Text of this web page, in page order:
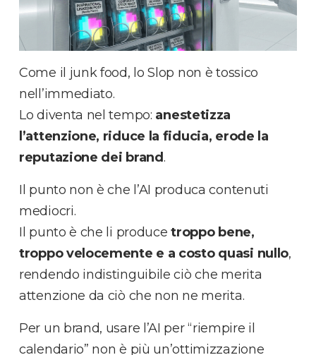
Come il junk food, lo Slop non è tossico
nell’immediato.
Lo diventa nel tempo: anestetizza
l’attenzione, riduce la fiducia, erode la
reputazione dei brand .
Il punto non è che l’AI produca contenuti
mediocri.
Il punto è che li producetroppo bene,
troppo velocemente e a costo quasi nullo,
rendendo indistinguibile ciò che merita
attenzione da ciò che non ne merita.
Per un brand, usare l’AI per “riempire il
calendario” non è più un’ottimizzazione